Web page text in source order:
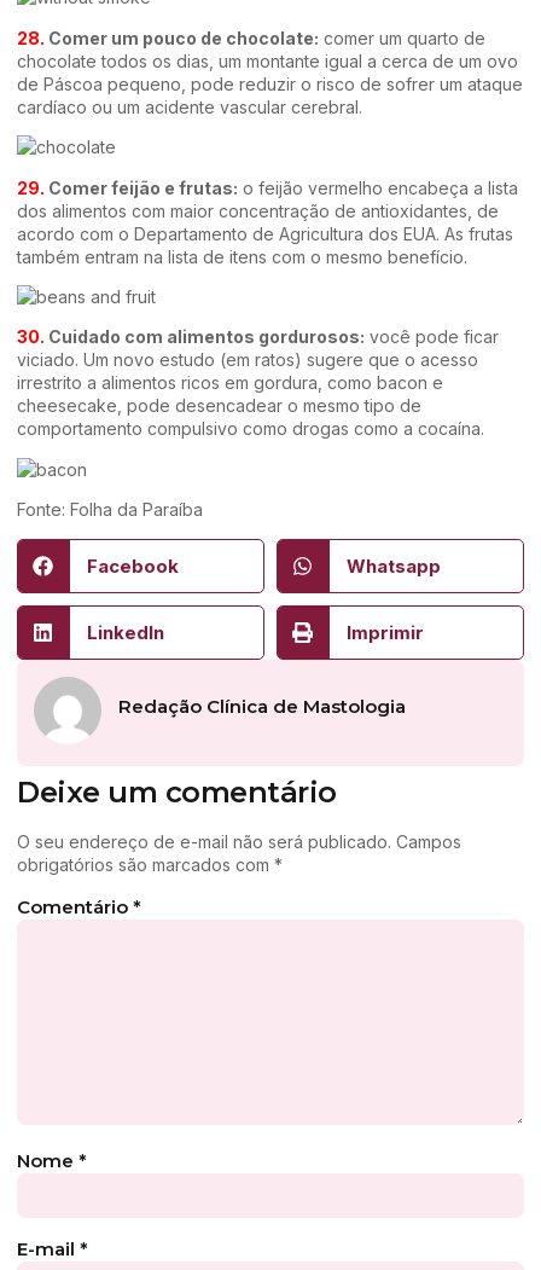
28. Comer um pouco de chocolate: comer um quarto de
chocolate todos os dias, um montante igual a cerca de um ovo
de Páscoa pequeno, pode reduzir o risco de sofrer um ataque
cardíaco ou um acidente vascular cerebral.
29. Comer feijão e frutas: o feijão vermelho encabeça a lista
dos alimentos com maior concentração de antioxidantes, de
acordo com o Departamento de Agricultura dos EUA. As frutas
também entram na lista de itens com o mesmo benefício.
30. Cuidado com alimentos gordurosos: você pode ficar
viciado. Um novo estudo (em ratos) sugere que o acesso
irrestrito a alimentos ricos em gordura, como bacon e
cheesecake, pode desencadear o mesmo tipo de
comportamento compulsivo como drogas como a cocaína.
Fonte: Folha da Paraíba
Facebook Whatsapp
LinkedIn Imprimir
Redação Clínica de Mastologia
Deixe um comentário
O seu endereço de e-mail não será publicado. Campos
obrigatórios são marcados com *
Comentário *
Nome *
E-mail *